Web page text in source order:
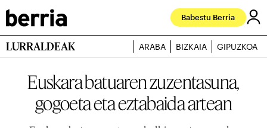
Babestu Berria
LURRALDEAK ARABA BIZKAIA GIPUZKOA
Euskara batuaren zuzentasuna,
gogoeta eta eztabaida artean